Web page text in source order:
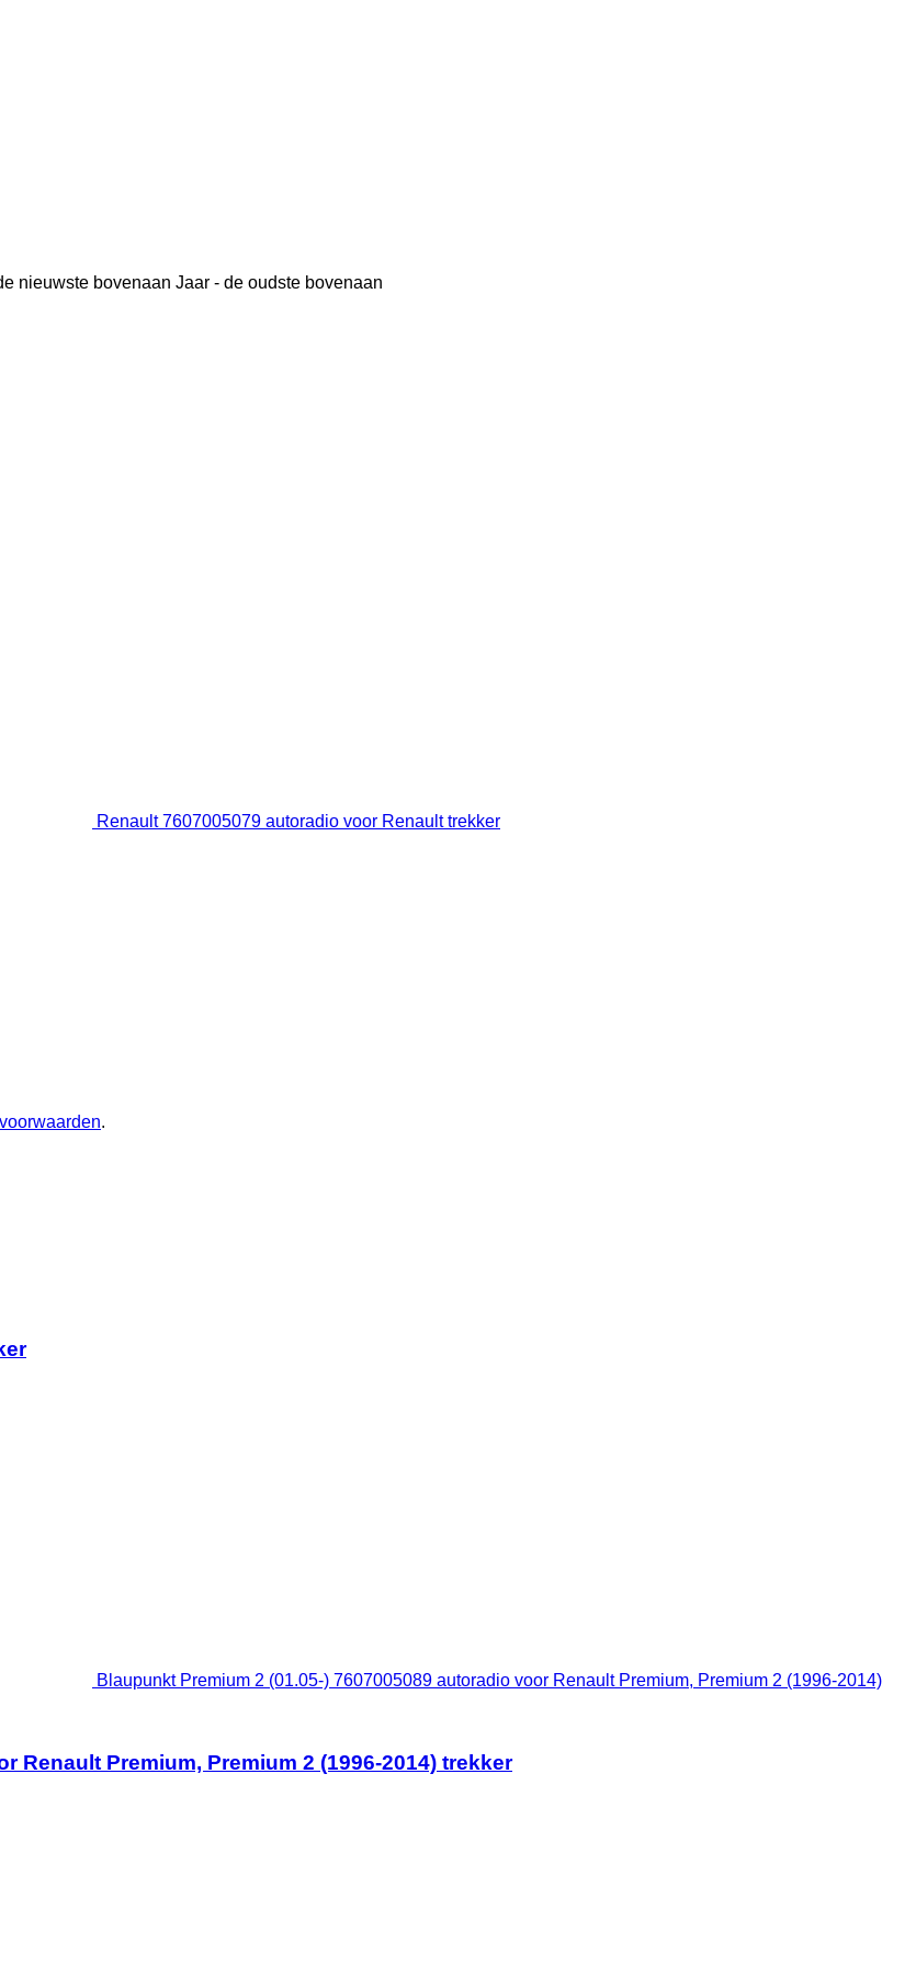
nieuwste bovenaan Jaar - de oudste bovenaan
Renault 7607005079 autoradio voor Renault trekker
.
Blaupunkt Premium 2 (01.05-) 7607005089 autoradio voor Renault Premium, Premium 2 (1996-2014)
Renault Premium, Premium 2 (1996-2014) trekker